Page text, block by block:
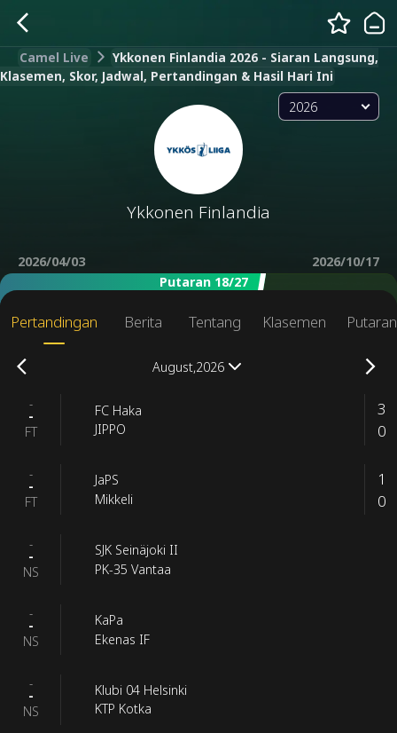
Camel Live
Ykkonen Finlandia 2026 - Siaran Langsung,
Klasemen, Skor, Jadwal, Pertandingan & Hasil Hari Ini
2026
Ykkonen Finlandia
2026/04/03
2026/10/17
Putaran 18/27
Pertandingan Berita Tentang Klasemen Putaran
August,2026
-
-
FT
FC Haka
JIPPO
3
0
-
-
FT
JaPS
Mikkeli
1
0
-
-
NS
SJK Seinäjoki II
PK-35 Vantaa
-
-
NS
KaPa
Ekenas IF
-
-
NS
Klubi 04 Helsinki
KTP Kotka